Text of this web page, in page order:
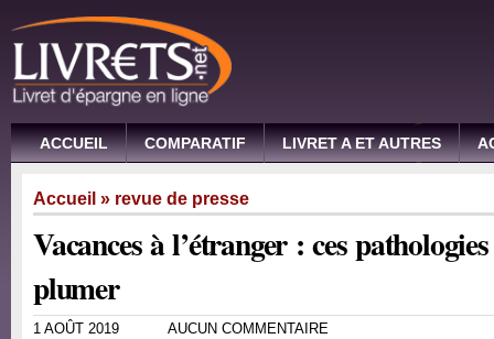
ACCUEIL COMPARATIF LIVRET A ET AUTRES
Accueil » revue de presse
Vacances à l’étranger : ces
plumer
1 AOÛT 2019 AUCUN COMMENTAIRE